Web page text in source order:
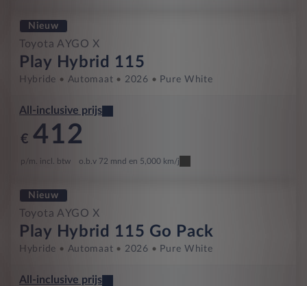
Nieuw
Toyota AYGO X
Play Hybrid 115
Hybride Automaat 2026 Pure White
All-inclusive prijs
€ 412
p/m. incl. btw o.b.v 72 mnd en 5,000 km/j
Nieuw
Toyota AYGO X
Play Hybrid 115 Go Pack
Hybride Automaat 2026 Pure White
All-inclusive prijs